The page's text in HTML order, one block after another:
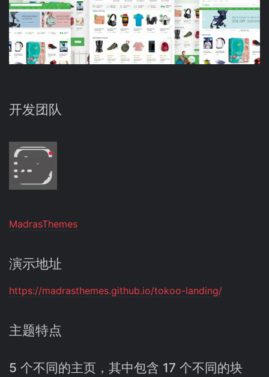
开发团队
MadrasThemes
演示地址
https://madrasthemes.github.io/tokoo-landing/
主题特点
5 个不同的主页，其中包含 17 个不同的块